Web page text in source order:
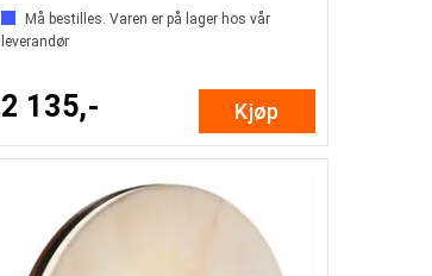
Må bestilles. Varen er på lager hos vår
leverandør
2 135,- Kjøp